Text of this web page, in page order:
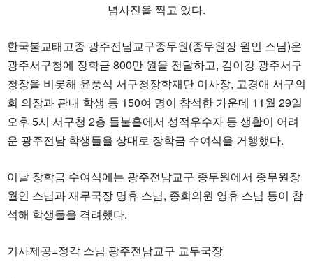
념사진을 찍고 있다.
한국불교태고종 광주전남교구종무원(종무원장 월인 스님)은
광주서구청에 장학금 800만 원을 전달하고, 김이강 광주서구
청장을 비롯해 윤풍식 서구청장학재단 이사장, 고경애 서구의
회 의장과 관내 학생 등 150여 명이 참석한 가운데 11월 29일
오후 5시 서구청 2층 들불홀에서 성적우수자 등 생활이 어려
운 광주전남 학생들을 상대로 장학금 수여식을 거행했다.
이날 장학금 수여식에는 광주전남교구 종무원에서 종무원장
월인 스님과 재무국장 명휴 스님, 종회의원 영휴 스님 등이 참
석해 학생들을 격려했다.
기사제공=정각 스님 광주전남교구 교무국장